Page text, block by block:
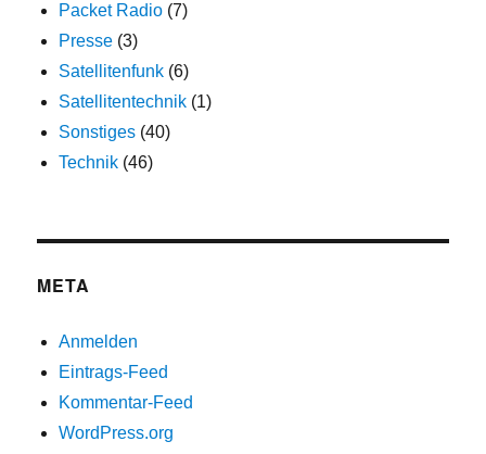
Packet Radio (7)
Presse (3)
Satellitenfunk (6)
Satellitentechnik (1)
Sonstiges (40)
Technik (46)
META
Anmelden
Eintrags-Feed
Kommentar-Feed
WordPress.org